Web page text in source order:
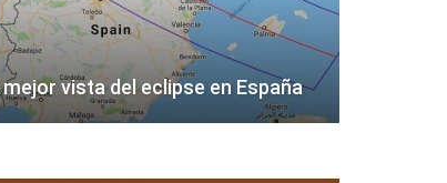
mejor vista del eclipse en España